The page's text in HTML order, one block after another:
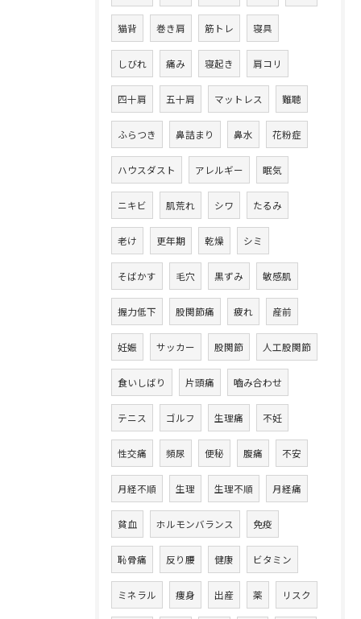
猫背 巻き肩 筋トレ 寝具
しびれ 痛み 寝起き 肩コリ
四十肩 五十肩 マットレス 難聴
ふらつき 鼻詰まり 鼻水 花粉症
ハウスダスト アレルギー 眠気
ニキビ 肌荒れ シワ たるみ
老け 更年期 乾燥 シミ
そばかす 毛穴 黒ずみ 敏感肌
握力低下 股関節痛 疲れ 産前
妊娠 サッカー 股関節 人工股関節
食いしばり 片頭痛 嚙み合わせ
テニス ゴルフ 生理痛 不妊
性交痛 頻尿 便秘 腹痛 不安
月経不順 生理 生理不順 月経痛
貧血 ホルモンバランス 免疫
恥骨痛 反り腰 健康 ビタミン
ミネラル 痩身 出産 薬 リスク